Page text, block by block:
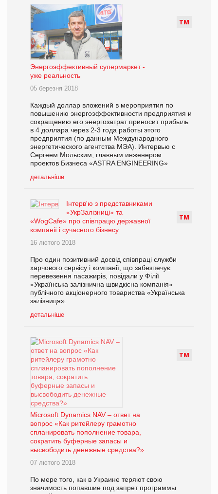
ТМ
Энергоэффективный супермаркет -
уже реальность
05 березня 2018
Каждый доллар вложений в мероприятия по
повышению энергоэффективности предприятия и
сокращению его энергозатрат приносит прибыль
в 4 доллара через 2-3 года работы этого
предприятия (по данным Международного
энергетического агентства МЭА). Интервью с
Сергеем Мольским, главным инженером
проектов Бизнеса «ASTRA ENGINEERING»
детальніше
ТМ
Інтерв'ю з представниками
«УкрЗалізниці» та
«WogCafe» про співпрацю державної
компанії і сучасного бізнесу
16 лютого 2018
Про один позитивний досвід співпраці служби
харчового сервісу і компанії, що забезпечує
перевезення пасажирів, повідали у Філії
«Українська залізнична швидкісна компанія»
публічного акціонерного товариства «Українська
залізниця».
детальніше
ТМ
Microsoft Dynamics NAV – ответ на
вопрос «Как ритейлеру грамотно
спланировать пополнение товара,
сократить буферные запасы и
высвободить денежные средства?»
07 лютого 2018
По мере того, как в Украине теряют свою
значимость попавшие под запрет программы